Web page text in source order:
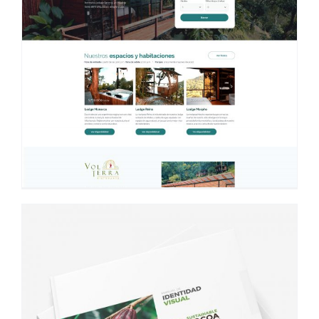
FUPAD Fundación
Panamericana para el
Desarrollo
Sitios Web